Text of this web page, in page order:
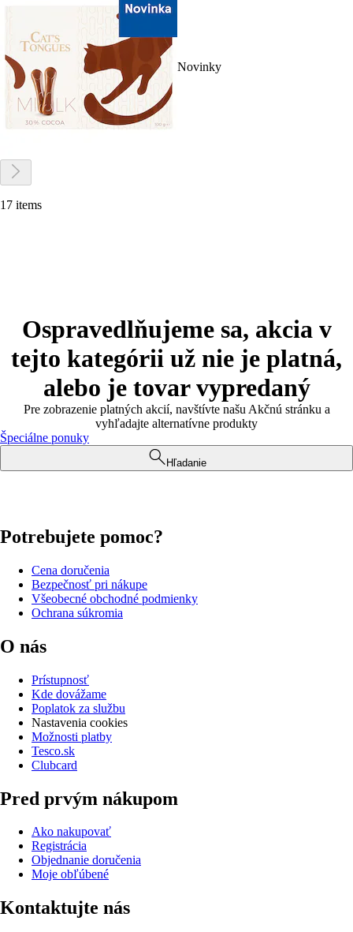
Novinky
17 items
Ospravedlňujeme sa, akcia v
tejto kategórii už nie je platná,
alebo je tovar vypredaný
Pre zobrazenie platných akcií, navštívte našu Akčnú stránku a
vyhľadajte alternatívne produkty
Špeciálne ponuky
Hľadanie
Potrebujete pomoc?
Cena doručenia
Bezpečnosť pri nákupe
Všeobecné obchodné podmienky
Ochrana súkromia
O nás
Prístupnosť
Kde dovážame
Poplatok za službu
Nastavenia cookies
Možnosti platby
Tesco.sk
Clubcard
Pred prvým nákupom
Ako nakupovať
Registrácia
Objednanie doručenia
Moje obľúbené
Kontaktujte nás